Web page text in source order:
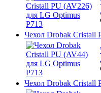
Чехол Drobak Cristall
Чехол Drobak Cristall